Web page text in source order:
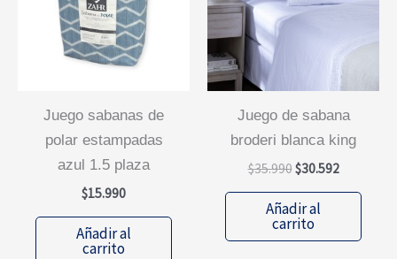
juego sabanas de
polar estampadas
azul 1.5 plaza
$15.990
Añadir al
carrito
juego de sabana
broderi blanca king
$35.990El
original
era:
$30.592El
actual
$30.592.
Añadir al
carrito